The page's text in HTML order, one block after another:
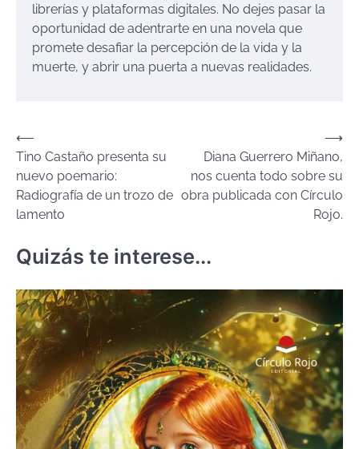
librerías y plataformas digitales. No dejes pasar la
oportunidad de adentrarte en una novela que
promete desafiar la percepción de la vida y la
muerte, y abrir una puerta a nuevas realidades.
Navegación
de
entradas
⟵
Tino Castaño presenta su
nuevo poemario:
Radiografía de un trozo de
lamento
Diana Guerrero Miñano,
nos cuenta todo sobre su
obra publicada con Círculo
Rojo.
⟶
Quizás te interese...